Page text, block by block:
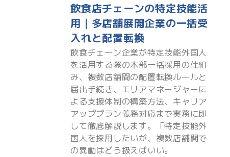
飲食店チェーンの特定技能活
用｜多店舗展開企業の一括受
入れと配置転換
飲食チェーン企業が特定技能外国人
を活用する際の本部一括採用の仕組
み、複数店舗間の配置転換ルールと
届出手続き、エリアマネージャーに
よる支援体制の構築方法、キャリア
アッププラン義務対応まで実務に即
して徹底解説します。「特定技能外
国人を採用したいが、複数店舗間で
の異動はどう扱えばいい。